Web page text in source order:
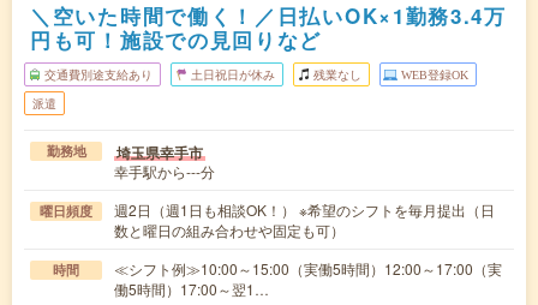
＼空いた時間で働く！／日払いOK×1勤務3.4万
円も可！施設での見回りなど
交通費別途支給あり 土日祝日が休み 残業なし WEB登録OK
派遣
勤務地 埼玉県幸手市
幸手駅から---分
曜日頻度
週2日（週1日も相談OK！） ※希望のシフトを毎月提出（日
数と曜日の組み合わせや固定も可）
時間
≪シフト例≫10:00～15:00（実働5時間）12:00～17:00（実
働5時間）17:00～翌1…